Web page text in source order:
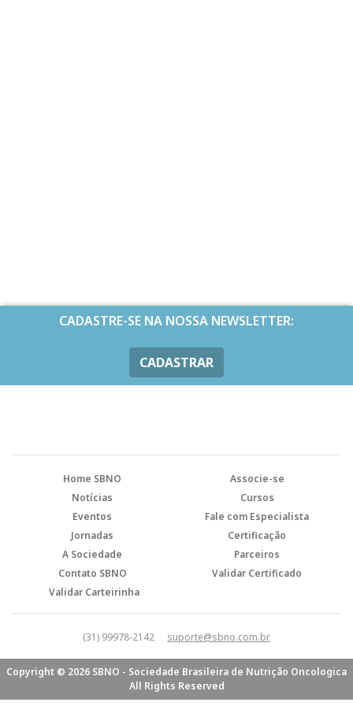
CADASTRE-SE NA NOSSA NEWSLETTER:
CADASTRAR
Home SBNO
Associe-se
Notícias
Cursos
Eventos
Fale com Especialista
Jornadas
Certificação
A Sociedade
Parceiros
Contato SBNO
Validar Certificado
Validar Carteirinha
(31) 99978-2142 suporte@sbno.com.br
Copyright © 2026 SBNO - Sociedade Brasileira de Nutrição Oncologica
All Rights Reserved